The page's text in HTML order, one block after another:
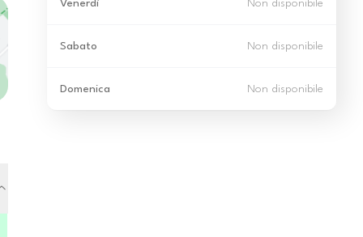
Venerdì Non disponibile
Sabato Non disponibile
Domenica Non disponibile